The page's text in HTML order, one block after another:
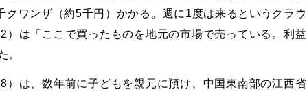
クワンザ（約5千円）かかる。週に1度は来るというクラウ
）は「ここで買ったものを地元の市場で売っている。利益
。
）は、数年前に子どもを親元に預け、中国東南部の江西省